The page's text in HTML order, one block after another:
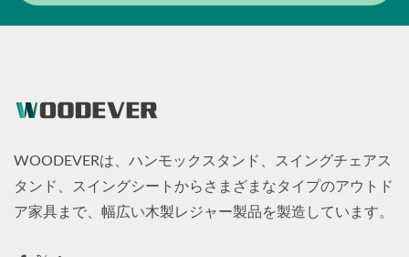
WOODEVERは、ハンモックスタンド、スイングチェアス
タンド、スイングシートからさまざまなタイプのアウトド
ア家具まで、幅広い木製レジャー製品を製造しています。